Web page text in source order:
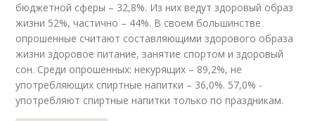
бюджетной сферы – 32,8%. Из них ведут здоровый образ
жизни 52%, частично – 44%. В своем большинстве
опрошенные считают составляющими здорового образа
жизни здоровое питание, занятие спортом и здоровый
сон. Среди опрошенных: некурящих – 89,2%, не
употребляющих спиртные напитки – 36,0%. 57,0% -
употребляют спиртные напитки только по праздникам.